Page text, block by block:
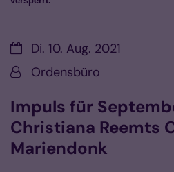
Datum:Di. 10. Aug. 2021
Von:Ordensbüro
Impuls für
Christiana Reemts
Mariendonk